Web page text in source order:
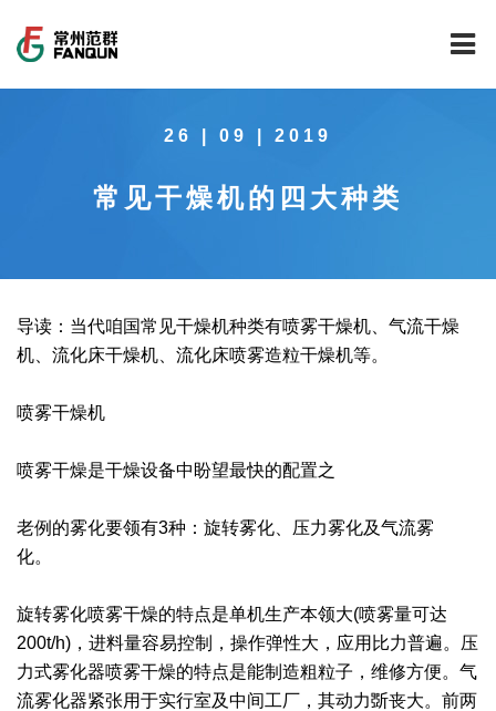
公司荣誉
公司大事记
载体催化剂全自动生产线系列
气流干燥系列
喷雾干燥机系列
带式干燥焙烧系列
圆盘干燥机系列
桨叶式干燥系列
新能源新材料行业
食品行业
环保行业
化工行业
技术中心
工程技术中心
质量监督技术中心
范群新闻
行业新闻
技术专栏
服务中心
常见问题
社会责任
全球契约组织成员
节能环保
公益支持
绿色发展
绿色供应链
联系我们
联系我们
26 | 09 | 2019
常见干燥机的四大种类
导读：当代咱国常见干燥机种类有喷雾干燥机、气流干燥
机、流化床干燥机、流化床喷雾造粒干燥机等。
喷雾干燥机
喷雾干燥是干燥设备中盼望最快的配置之
老例的雾化要领有3种：旋转雾化、压力雾化及气流雾
化。
旋转雾化喷雾干燥的特点是单机生产本领大(喷雾量可达
200t/h)，进料量容易控制，操作弹性大，应用比力普遍。压
力式雾化器喷雾干燥的特点是能制造粗粒子，维修方便。气
流雾化器紧张用于实行室及中间工厂，其动力斲丧大。前两